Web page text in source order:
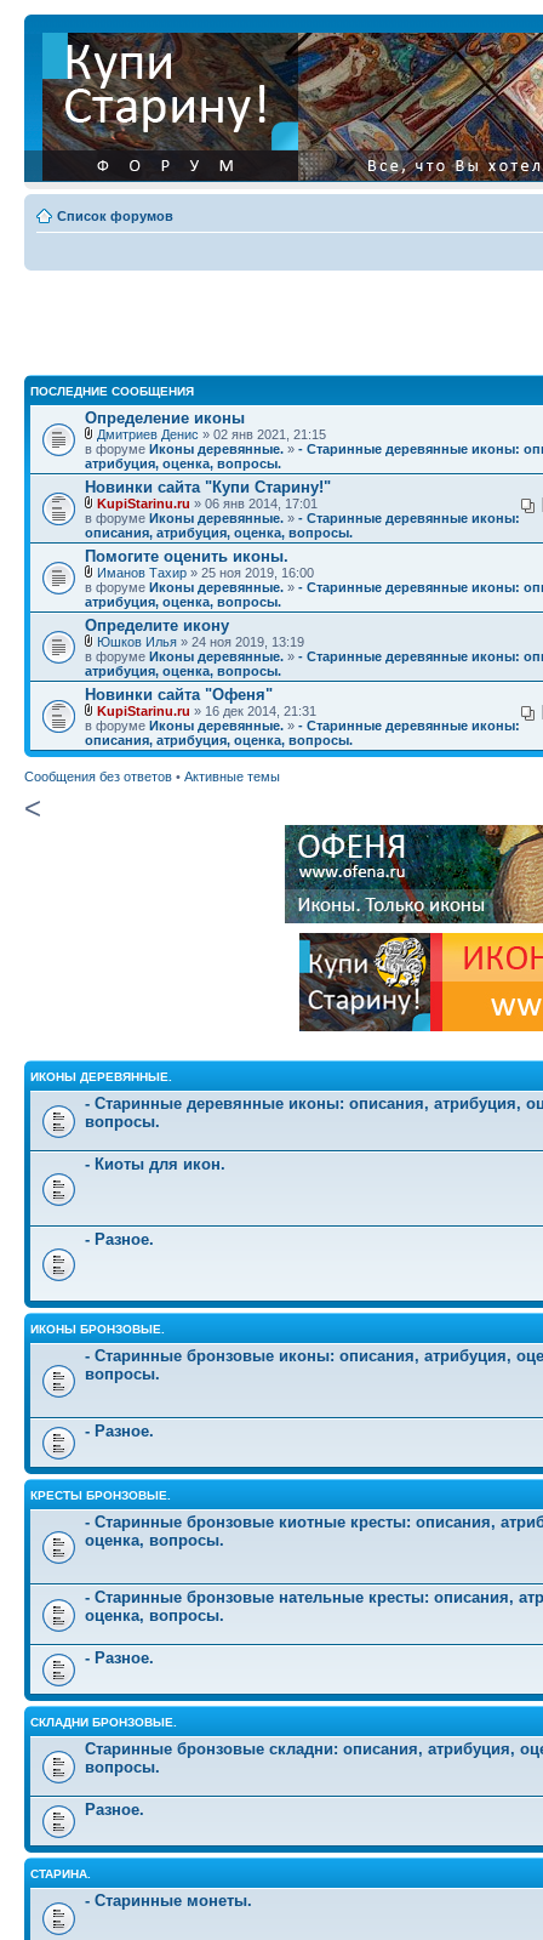
Список форумов
ПОСЛЕДНИЕ СООБЩЕНИЯ
Определение иконы
Дмитриев Денис » 02 янв 2021, 21:15
в форуме Иконы деревянные. » - Старинные деревянные иконы:
атрибуция, оценка, вопросы.
Новинки сайта "Купи Старину!"
KupiStarinu.ru » 06 янв 2014, 17:01
в форуме Иконы деревянные. » - Старинные деревянные иконы:
описания, атрибуция, оценка, вопросы.
Помогите оценить иконы.
Иманов Тахир » 25 ноя 2019, 16:00
в форуме Иконы деревянные. » - Старинные деревянные иконы:
атрибуция, оценка, вопросы.
Определите икону
Юшков Илья » 24 ноя 2019, 13:19
в форуме Иконы деревянные. » - Старинные деревянные иконы:
атрибуция, оценка, вопросы.
Новинки сайта "Офеня"
KupiStarinu.ru » 16 дек 2014, 21:31
в форуме Иконы деревянные. » - Старинные деревянные иконы:
описания, атрибуция, оценка, вопросы.
Сообщения без ответов • Активные темы
<
ИКОНЫ ДЕРЕВЯННЫЕ.
- Старинные деревянные иконы: описания, атрибуция,
вопросы.
- Киоты для икон.
- Разное.
ИКОНЫ БРОНЗОВЫЕ.
- Старинные бронзовые иконы: описания, атрибуция,
вопросы.
- Разное.
КРЕСТЫ БРОНЗОВЫЕ.
- Старинные бронзовые киотные кресты: описания,
оценка, вопросы.
- Старинные бронзовые нательные кресты: описания,
оценка, вопросы.
- Разное.
СКЛАДНИ БРОНЗОВЫЕ.
Старинные бронзовые складни: описания, атрибуция,
вопросы.
Разное.
СТАРИНА.
- Старинные монеты.